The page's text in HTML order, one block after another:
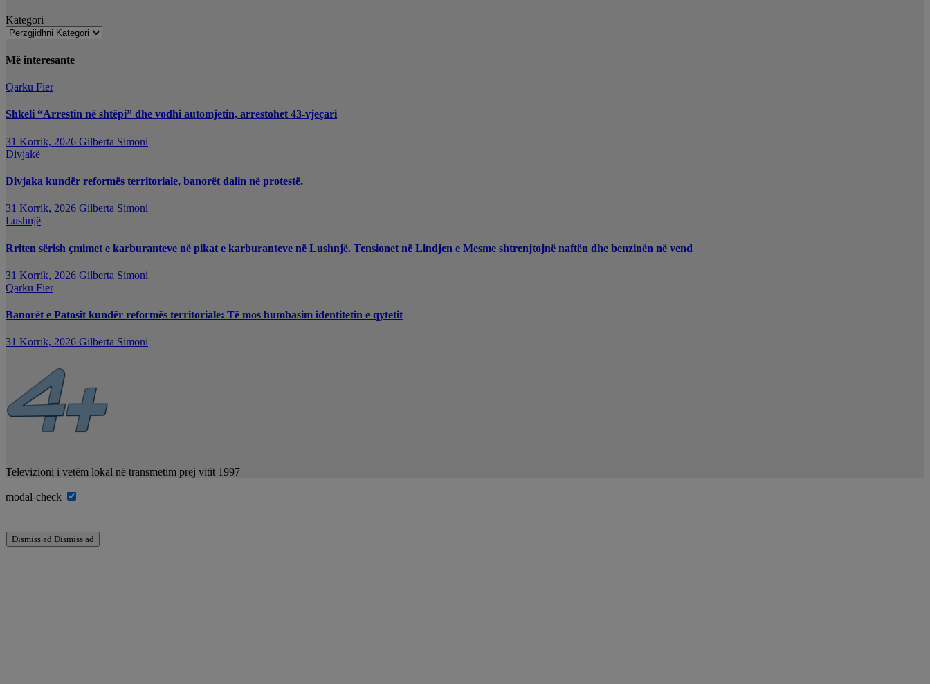
Kategori
Më interesante
Qarku Fier
Shkeli “Arrestin në shtëpi” dhe vodhi automjetin, arrestohet 43-vjeçari
31 Korrik, 2026 Gilberta Simoni
Divjakë
Divjaka kundër reformës territoriale, banorët dalin në protestë.
31 Korrik, 2026 Gilberta Simoni
Lushnjë
Rriten sërish çmimet e karburanteve në pikat e karburanteve në Lushnjë. Tensionet në Lindjen e Mesme shtrenjtojnë naftën dhe benzinën në vend
31 Korrik, 2026 Gilberta Simoni
Qarku Fier
Banorët e Patosit kundër reformës territoriale: Të mos humbasim identitetin e qytetit
31 Korrik, 2026 Gilberta Simoni
Televizioni i vetëm lokal në transmetim prej vitit 1997
modal-check
Dismiss ad Dismiss ad